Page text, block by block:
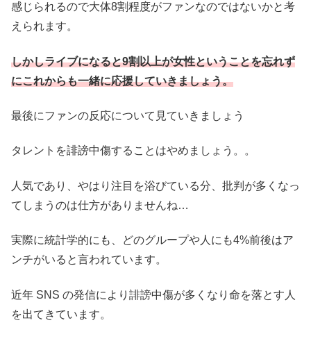
感じられるので大体8割程度がファンなのではないかと考
えられます。
しかしライブになると9割以上が女性ということを忘れず
にこれからも一緒に応援していきましょう。
最後にファンの反応について見ていきましょう
タレントを誹謗中傷することはやめましょう。。
人気であり、やはり注目を浴びている分、批判が多くなっ
てしまうのは仕方がありませんね…
実際に統計学的にも、どのグループや人にも4%前後はア
ンチがいると言われています。
近年 SNS の発信により誹謗中傷が多くなり命を落とす人
を出てきています。